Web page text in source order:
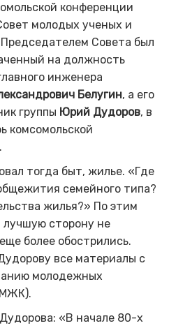
конференции
молодых ученых и
Совета был
на должность
инженера
Белугин, а его
группы Юрий Дудоров, в
комсомольской
тогда быт, жилье. «Где
семейного типа?
жилья?» По этим
лучшую сторону не
более обострились.
все материалы с
молодежных
«В начале 80-х